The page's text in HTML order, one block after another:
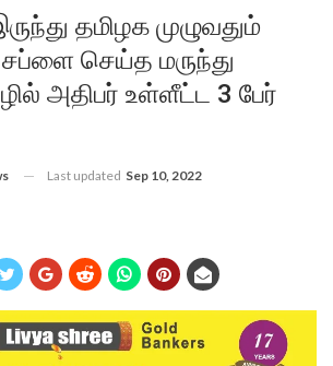
தமிழக முழுவதும்
செய்த மருந்து
அதிபர் உள்ளீட்ட 3 பேர்
Last updated Sep 10, 2022